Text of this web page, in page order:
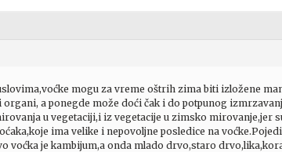
mogu za vreme oštrih zima biti izložene
a ponegde može doći čak i do potpunog
u vegetaciji,i iz vegetacije u zimsko mirovanje,jer
ima velike i nepovoljne posledice na
je kambijum,a onda mlado drvo,staro